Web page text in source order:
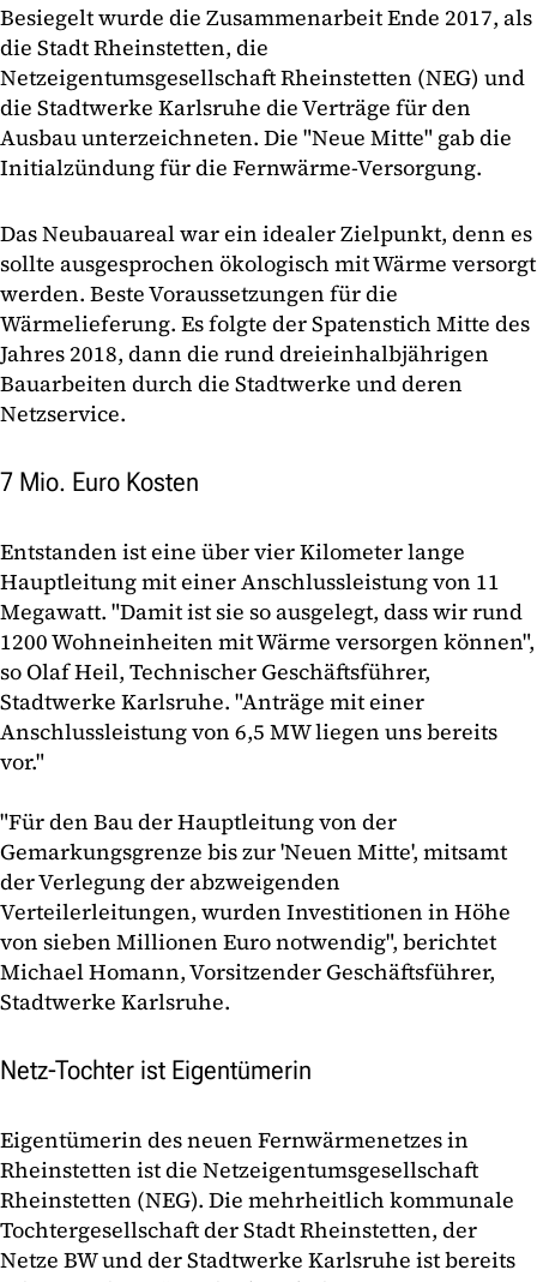
Besiegelt wurde die Zusammenarbeit Ende 2017, als
die Stadt Rheinstetten, die
Netzeigentumsgesellschaft Rheinstetten (NEG) und
die Stadtwerke Karlsruhe die Verträge für den
Ausbau unterzeichneten. Die "Neue Mitte" gab die
Initialzündung für die Fernwärme-Versorgung.
Das Neubauareal war ein idealer Zielpunkt, denn es
sollte ausgesprochen ökologisch mit Wärme versorgt
werden. Beste Voraussetzungen für die
Wärmelieferung. Es folgte der Spatenstich Mitte des
Jahres 2018, dann die rund dreieinhalbjährigen
Bauarbeiten durch die Stadtwerke und deren
Netzservice.
7 Mio. Euro Kosten
Entstanden ist eine über vier Kilometer lange
Hauptleitung mit einer Anschlussleistung von 11
Megawatt. "Damit ist sie so ausgelegt, dass wir rund
1200 Wohneinheiten mit Wärme versorgen können",
so Olaf Heil, Technischer Geschäftsführer,
Stadtwerke Karlsruhe. "Anträge mit einer
Anschlussleistung von 6,5 MW liegen uns bereits
vor."
"Für den Bau der Hauptleitung von der
Gemarkungsgrenze bis zur 'Neuen Mitte', mitsamt
der Verlegung der abzweigenden
Verteilerleitungen, wurden Investitionen in Höhe
von sieben Millionen Euro notwendig", berichtet
Michael Homann, Vorsitzender Geschäftsführer,
Stadtwerke Karlsruhe.
Netz-Tochter ist Eigentümerin
Eigentümerin des neuen Fernwärmenetzes in
Rheinstetten ist die Netzeigentumsgesellschaft
Rheinstetten (NEG). Die mehrheitlich kommunale
Tochtergesellschaft der Stadt Rheinstetten, der
Netze BW und der Stadtwerke Karlsruhe ist bereits